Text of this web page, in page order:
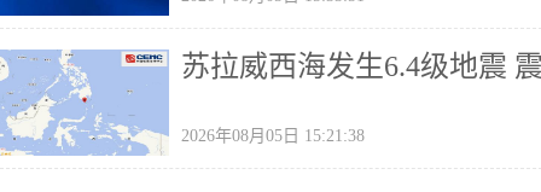
苏拉威西海发生6.4级地震
2026年08月05日 15:21:38